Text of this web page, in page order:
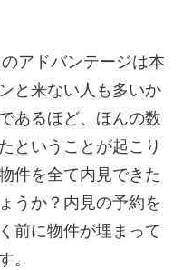
アドバンテージは本
と来ない人も多いか
あるほど、ほんの数
ということが起こり
件を全て内見できた
うか？内見の予約を
前に物件が埋まって
。